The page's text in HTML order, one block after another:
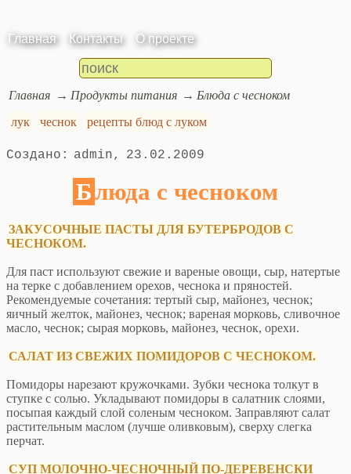
Главная Контакты О проекте
Главная Продукты питания
Блюда с чесноком
лук
чеснок рецепты блюд с луком
admin 23.02.2009
Блюда с чесноком
ЗАКУСОЧНЫЕ ПАСТЫ ДЛЯ БУТЕРБРОДОВ С
ЧЕСНОКОМ.
Для паст используют свежие и вареные овощи, сыр, натертые
на терке с добавлением орехов, чеснока и пряностей.
Рекомендуемые сочетания: тертый сыр, майонез, чеснок;
яичный желток, майонез, чеснок; вареная морковь, сливочное
масло, чеснок; сырая морковь, майонез, чеснок, орехи.
САЛАТ ИЗ СВЕЖИХ ПОМИДОРОВ С ЧЕСНОКОМ.
Помидоры нарезают кружочками. Зубки чеснока толкут в
ступке с солью. Укладывают помидоры в салатник слоями,
посыпая каждый слой соленым чесноком. Заправляют салат
растительным маслом (лучше оливковым), сверху слегка
перчат.
СУП МОЛОЧНО-ЧЕСНОЧНЫЙ ПО-ДЕРЕВЕНСКИ